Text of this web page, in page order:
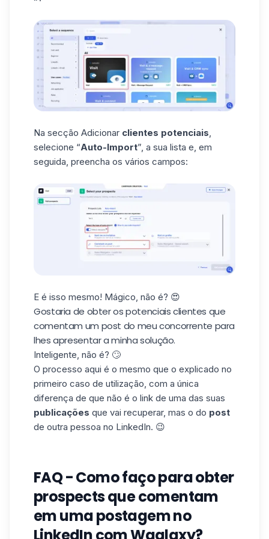
Na secção Adicionar clientes potenciais,
selecione “Auto-Import”, a sua lista e, em
seguida, preencha os vários campos:
E é isso mesmo! Mágico, não é? 😍
Gostaria de obter os potenciais clientes que
comentam um post do meu concorrente para
lhes apresentar a minha solução.
Inteligente, não é? 🙄
O processo aqui é o mesmo que o explicado no
primeiro caso de utilização, com a única
diferença de que não é o link de uma das suas
publicações que vai recuperar, mas o do post
de outra pessoa no LinkedIn. 😉
FAQ - Como faço para obter
prospects que comentam
em uma postagem no
LinkedIn com Waalaxy?